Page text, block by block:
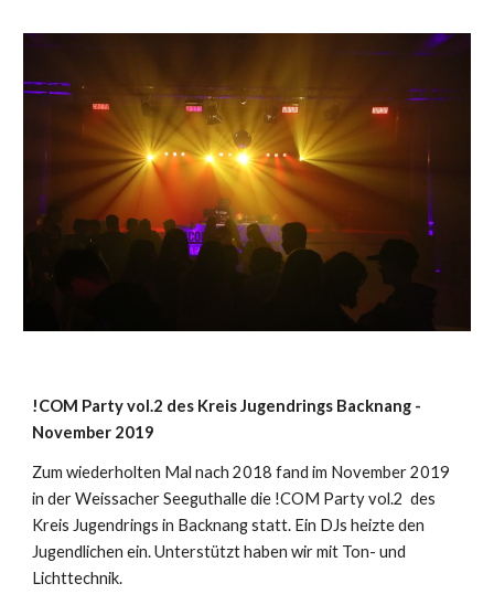
!COM Party vol.2 des Kreis Jugendrings Backnang -
November 2019
Zum wiederholten Mal nach 2018 fand im November 2019
in der Weissacher Seeguthalle die !COM Party vol.2 des
Kreis Jugendrings in Backnang statt. Ein DJs heizte den
Jugendlichen ein. Unterstützt haben wir mit Ton- und
Lichttechnik.